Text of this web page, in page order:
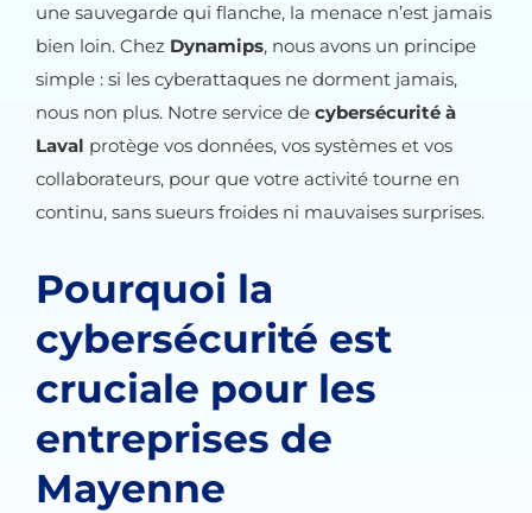
une sauvegarde qui flanche, la menace n’est jamais
bien loin. Chez Dynamips, nous avons un principe
simple : si les cyberattaques ne dorment jamais,
nous non plus. Notre service de cybersécurité à
Laval protège vos données, vos systèmes et vos
collaborateurs, pour que votre activité tourne en
continu, sans sueurs froides ni mauvaises surprises.
Pourquoi la
cybersécurité est
cruciale pour les
entreprises de
Mayenne